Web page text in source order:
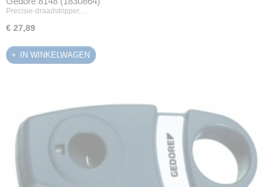
Precisie-draadstripper,…
€ 27,89
IN WINKELWAGEN